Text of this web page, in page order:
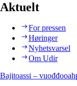
Aktuelt
For pressen
Høringer
Nyhetsvarsel
Om Udir
Bajitoassi –